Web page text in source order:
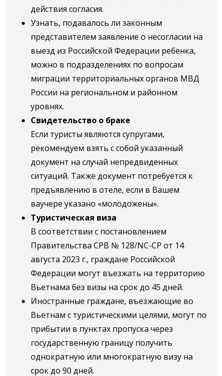
действия согласия.
Узнать, подавалось ли законным
представителем заявление о несогласии на
выезд из Российской Федерации ребенка,
можно в подразделениях по вопросам
миграции территориальных органов МВД
России на региональном и районном
уровнях.
Свидетельство о браке
Если туристы являются супругами,
рекомендуем взять с собой указанный
документ на случай непредвиденных
ситуаций. Также документ потребуется к
предъявлению в отеле, если в Вашем
ваучере указано «молодожены».
Туристическая виза
В соответствии с постановлением
Правительства СРВ № 128/NC-CP от 14
августа 2023 г., граждане Российской
Федерации могут въезжать на территорию
Вьетнама без визы на срок до 45 дней.
Иностранные граждане, въезжающие во
Вьетнам с туристическими целями, могут по
прибытии в пунктах пропуска через
государственную границу получить
однократную или многократную визу на
срок до 90 дней.